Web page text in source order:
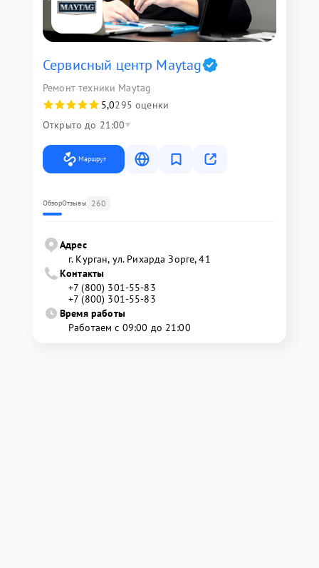
Сервисный центр Maytag
Ремонт техники Maytag
5,0295 оценки
Открыто до 21:00
Маршрут
ОбзорОтзывы 260
Адрес
г. Курган, ул. Рихарда Зорге, 41
Контакты
+7 (800) 301-55-83
+7 (800) 301-55-83
Время работы
Работаем с 09:00 до 21:00